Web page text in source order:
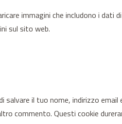
immagini che includono i dati
sul sito web.
il tuo nome, indirizzo
commento. Questi cookie